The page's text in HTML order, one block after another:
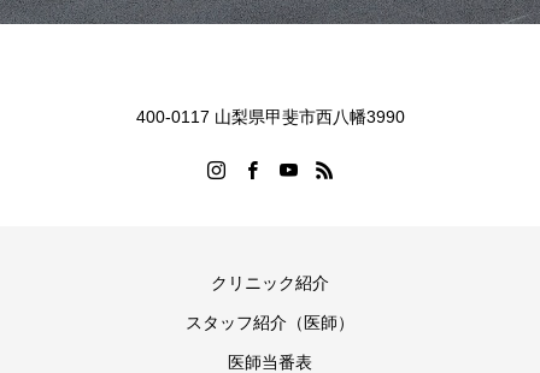
400-0117 山梨県甲斐市西八幡3990
クリニック紹介
スタッフ紹介（医師）
医師当番表